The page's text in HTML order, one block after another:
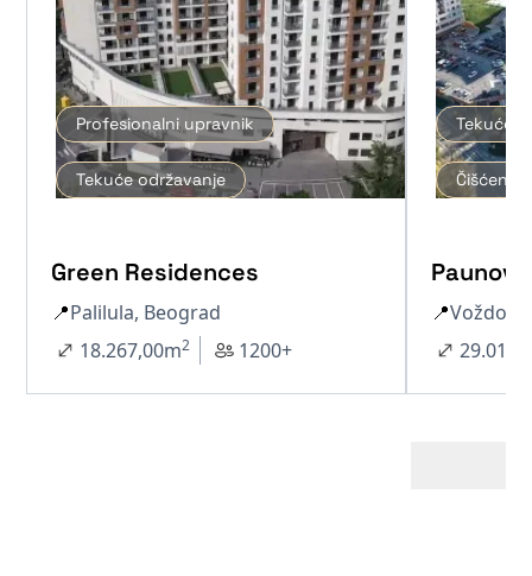
Profesionalni upravnik
Tekuće održavanje
Green Residences
📍Palilula, Beograd
18.267,00m2 1200+
Tekuće
Čišćenje
Paunov
📍